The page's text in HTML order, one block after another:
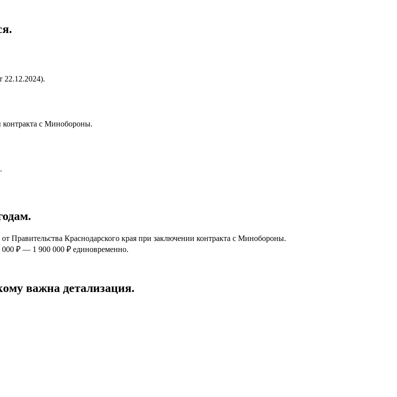
22.12.2024).
контракта с Минобороны.
Правительства Краснодарского края при заключении контракта с Минобороны.
000 ₽ — 1 900 000 ₽ единовременно.
важна детализация.